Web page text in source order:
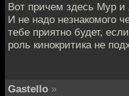
Вот причем здесь Мур и
И не надо незнакомого
тебе приятно будет,
роль кинокритика не
Gastello »